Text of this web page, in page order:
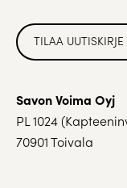
TILAA UUTISKIRJE
Savon Voima Oyj
PL 1024
70901 Toivala